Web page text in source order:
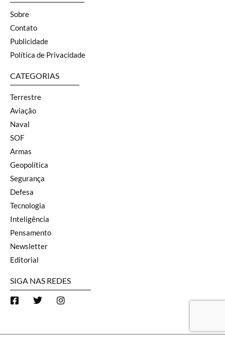
Sobre
Contato
Publicidade
Política de Privacidade
CATEGORIAS
Terrestre
Aviação
Naval
SOF
Armas
Geopolítica
Segurança
Defesa
Tecnologia
Inteligência
Pensamento
Newsletter
Editorial
SIGA NAS REDES